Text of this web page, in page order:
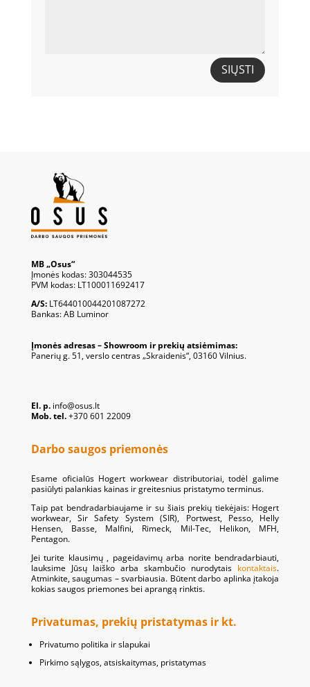
SIŲSTI
MB „Osus“
Įmonės kodas: 303044535
PVM kodas: LT100011692417
A/S:LT644010044201087272
Bankas: AB Luminor
Įmonės adresas – Showroom ir prekių atsiėmimas:
Panerių g. 51, verslo centras „Skraidenis“, 03160 Vilnius.
El. p.info@osus.lt
Mob. tel.+370 601 22009
Darbo saugos priemonės
Esame oficialūs Hogert workwear distributoriai, todėl galime
pasiūlyti palankias kainas ir greitesnius pristatymo terminus.
Taip pat bendradarbiaujame ir su šiais prekių tiekėjais: Hogert
workwear, Sir Safety System (SIR), Portwest, Pesso, Helly
Hensen, Basse, Malfini, Rimeck, Mil-Tec, Helikon, MFH,
Pentagon.
Jei turite klausimų , pageidavimų arba norite bendradarbiauti,
lauksime Jūsų laiško arba skambučio nurodytais kontaktais.
Atminkite, saugumas – svarbiausia. Būtent darbo aplinka įtakoja
kokias saugos priemones bei aprangą rinktis.
Privatumas, prekių pristatymas ir kt.
Privatumo politika ir slapukai
Pirkimo sąlygos, atsiskaitymas, pristatymas